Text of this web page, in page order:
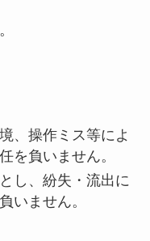
、操作ミス等によ
を負いません。
し、紛失・流出に
いません。